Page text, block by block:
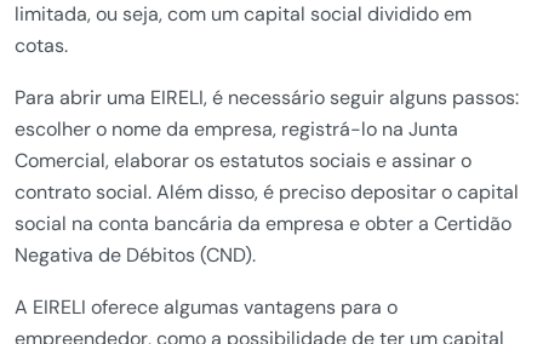
limitada, ou seja, com um capital social dividido em
cotas.
Para abrir uma EIRELI, é necessário seguir alguns passos:
escolher o nome da empresa, registrá-lo na Junta
Comercial, elaborar os estatutos sociais e assinar o
contrato social. Além disso, é preciso depositar o capital
social na conta bancária da empresa e obter a Certidão
Negativa de Débitos (CND).
A EIRELI oferece algumas vantagens para o